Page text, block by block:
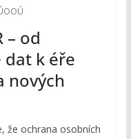
– od
dat k éře
nových
že ochrana osobních